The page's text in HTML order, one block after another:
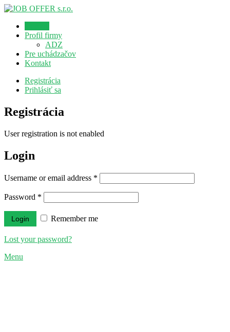
Profil firmy
ADZ
Pre uchádzačov
Kontakt
Registrácia
Prihlásiť sa
Registrácia
User registration is not enabled
Login
Username or email address *
Password *
Remember me
Lost your password?
Menu